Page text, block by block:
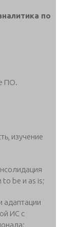
по
ПО.
изучение
to be и as is;
адаптации
ИС с